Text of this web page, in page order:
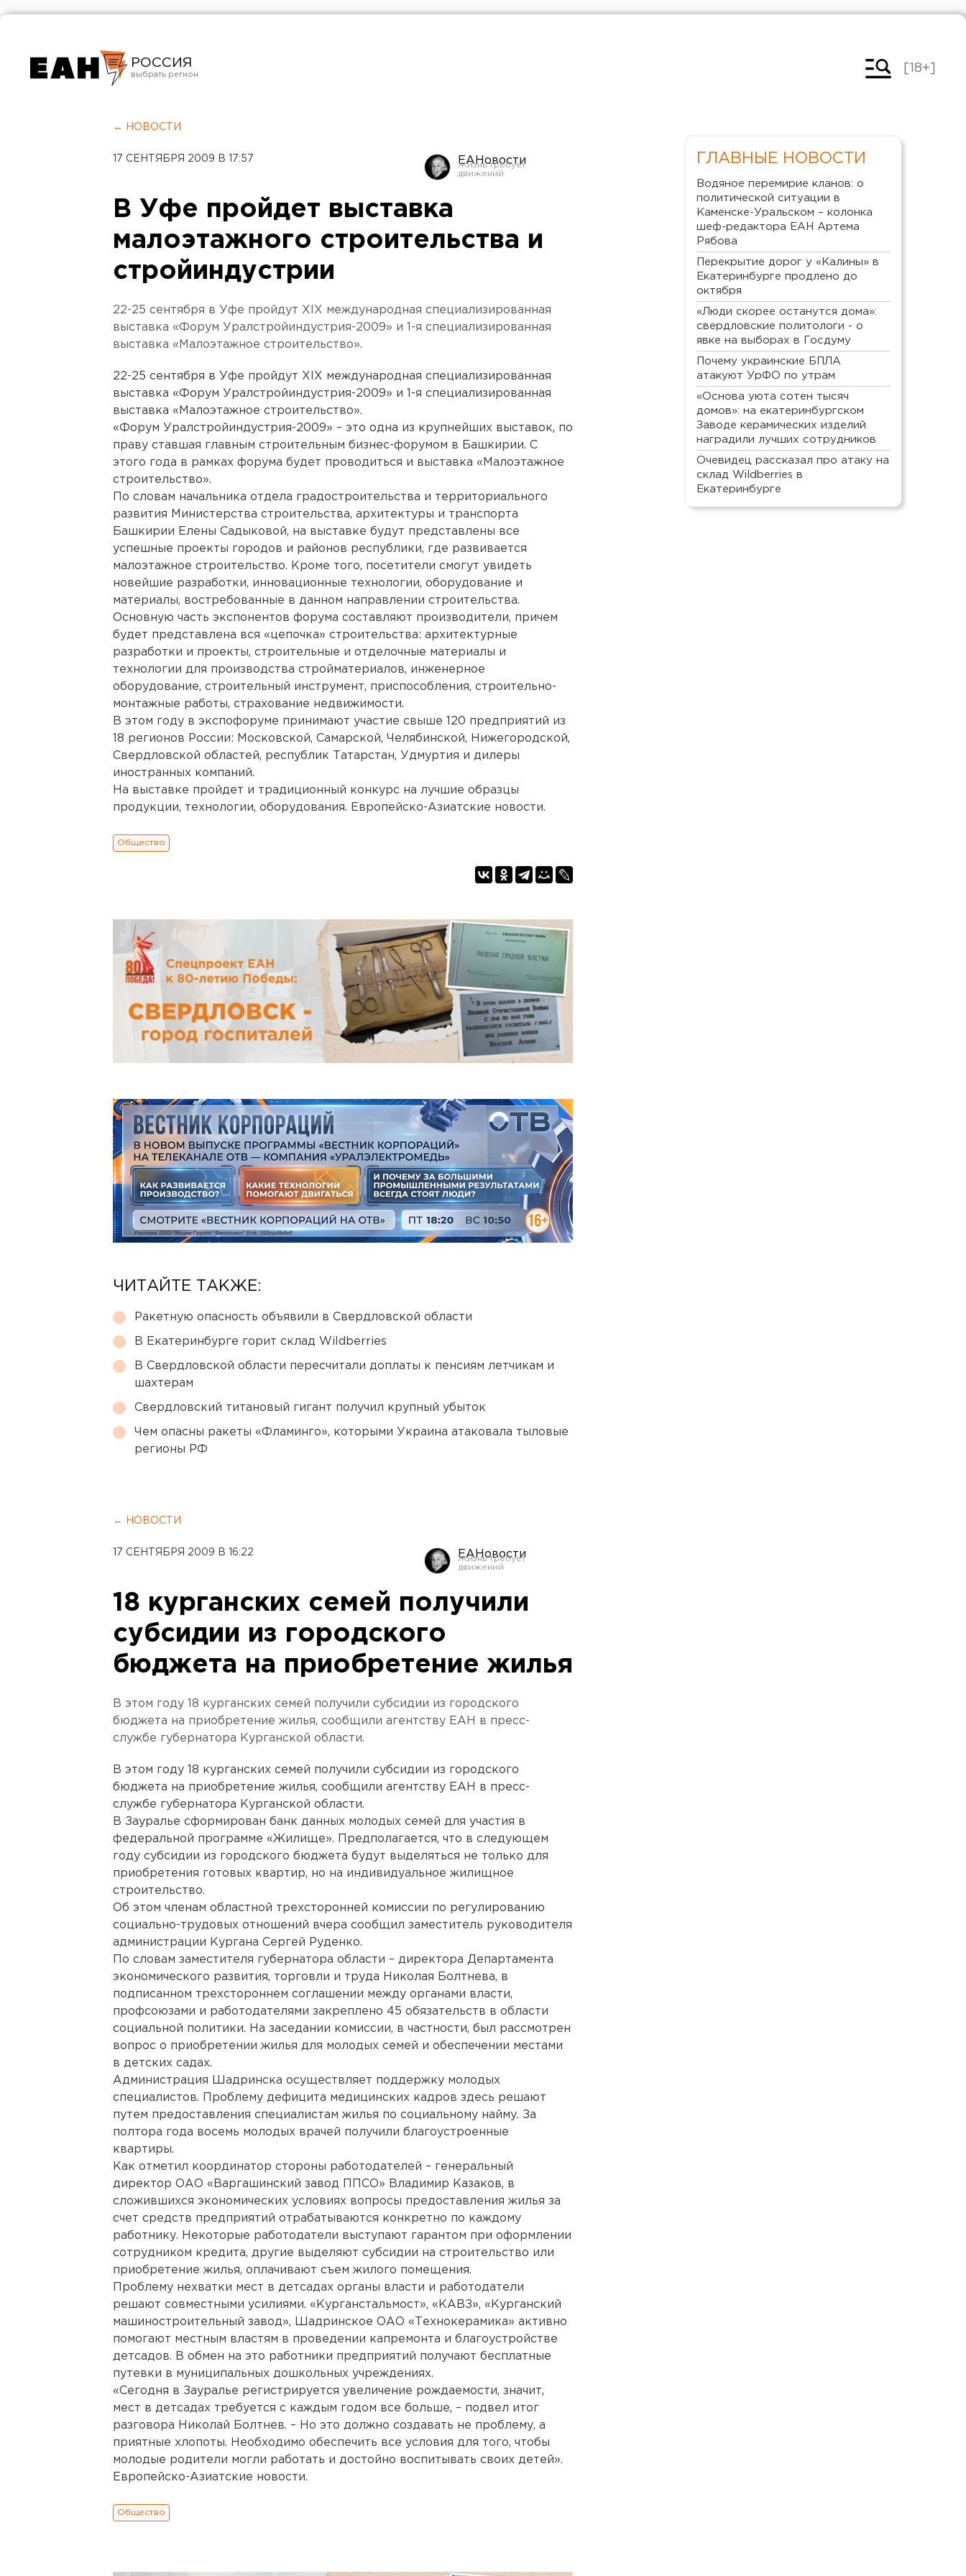
РОССИЯ
Челябинск
[18+]
← НОВОСТИ
17 СЕНТЯБРЯ 2009 В 17:57 ЕАНовости
В Уфе пройдет выставка
малоэтажного строительства и
стройиндустрии
22-25 сентября в Уфе пройдут XIX международная специализированная
выставка «Форум Уралстройиндустрия-2009» и 1-я специализированная
выставка «Малоэтажное строительство».
22-25 сентября в Уфе пройдут XIX международная специализированная
выставка «Форум Уралстройиндустрия-2009» и 1-я специализированная
выставка «Малоэтажное строительство».
«Форум Уралстройиндустрия-2009» – это одна из крупнейших выставок, по
праву ставшая главным строительным бизнес-форумом в Башкирии. С
этого года в рамках форума будет проводиться и выставка «Малоэтажное
строительство».
По словам начальника отдела градостроительства и территориального
развития Министерства строительства, архитектуры и транспорта
Башкирии Елены Садыковой, на выставке будут представлены все
успешные проекты городов и районов республики, где развивается
малоэтажное строительство. Кроме того, посетители смогут увидеть
новейшие разработки, инновационные технологии, оборудование и
материалы, востребованные в данном направлении строительства.
Основную часть экспонентов форума составляют производители, причем
будет представлена вся «цепочка» строительства: архитектурные
разработки и проекты, строительные и отделочные материалы и
технологии для производства стройматериалов, инженерное
оборудование, строительный инструмент, приспособления, строительно-
монтажные работы, страхование недвижимости.
В этом году в экспофоруме принимают участие свыше 120 предприятий из
18 регионов России: Московской, Самарской, Челябинской, Нижегородской,
Свердловской областей, республик Татарстан, Удмуртия и дилеры
иностранных компаний.
На выставке пройдет и традиционный конкурс на лучшие образцы
продукции, технологии, оборудования. Европейско-Азиатские новости.
Общество
ЧИТАЙТЕ ТАКЖЕ:
Ракетную опасность объявили в Свердловской области
В Екатеринбурге горит склад Wildberries
В Свердловской области пересчитали доплаты к пенсиям летчикам и
шахтерам
Свердловский титановый гигант получил крупный убыток
Чем опасны ракеты «Фламинго», которыми Украина атаковала тыловые
регионы РФ
← НОВОСТИ
17 СЕНТЯБРЯ 2009 В 16:22 ЕАНовости
18 курганских семей получили
субсидии из городского
бюджета на приобретение жилья
В этом году 18 курганских семей получили субсидии из городского
бюджета на приобретение жилья, сообщили агентству ЕАН в пресс-
службе губернатора Курганской области.
В этом году 18 курганских семей получили субсидии из городского
бюджета на приобретение жилья, сообщили агентству ЕАН в пресс-
службе губернатора Курганской области.
В Зауралье сформирован банк данных молодых семей для участия в
федеральной программе «Жилище». Предполагается, что в следующем
году субсидии из городского бюджета будут выделяться не только для
приобретения готовых квартир, но на индивидуальное жилищное
строительство.
Об этом членам областной трехсторонней комиссии по регулированию
социально-трудовых отношений вчера сообщил заместитель руководителя
администрации Кургана Сергей Руденко.
По словам заместителя губернатора области – директора Департамента
экономического развития, торговли и труда Николая Болтнева, в
подписанном трехстороннем соглашении между органами власти,
профсоюзами и работодателями закреплено 45 обязательств в области
социальной политики. На заседании комиссии, в частности, был рассмотрен
вопрос о приобретении жилья для молодых семей и обеспечении местами
в детских садах.
Администрация Шадринска осуществляет поддержку молодых
специалистов. Проблему дефицита медицинских кадров здесь решают
путем предоставления специалистам жилья по социальному найму. За
полтора года восемь молодых врачей получили благоустроенные
квартиры.
Как отметил координатор стороны работодателей – генеральный
директор ОАО «Варгашинский завод ППСО» Владимир Казаков, в
сложившихся экономических условиях вопросы предоставления жилья за
счет средств предприятий отрабатываются конкретно по каждому
работнику. Некоторые работодатели выступают гарантом при оформлении
сотрудником кредита, другие выделяют субсидии на строительство или
приобретение жилья, оплачивают съем жилого помещения.
Проблему нехватки мест в детсадах органы власти и работодатели
решают совместными усилиями. «Курганстальмост», «КАВЗ», «Курганский
машиностроительный завод», Шадринское ОАО «Технокерамика» активно
помогают местным властям в проведении капремонта и благоустройстве
детсадов. В обмен на это работники предприятий получают бесплатные
путевки в муниципальных дошкольных учреждениях.
«Сегодня в Зауралье регистрируется увеличение рождаемости, значит,
мест в детсадах требуется с каждым годом все больше, – подвел итог
разговора Николай Болтнев. – Но это должно создавать не проблему, а
приятные хлопоты. Необходимо обеспечить все условия для того, чтобы
молодые родители могли работать и достойно воспитывать своих детей».
Европейско-Азиатские новости.
Общество
ГЛАВНЫЕ НОВОСТИ
Водяное перемирие кланов: о
политической ситуации в
Каменске-Уральском – колонка
шеф-редактора ЕАН Артема
Рябова
Перекрытие дорог у «Калины» в
Екатеринбурге продлено до
октября
«Люди скорее останутся дома»:
свердловские политологи - о
явке на выборах в Госдуму
Почему украинские БПЛА
атакуют УрФО по утрам
«Основа уюта сотен тысяч
домов»: на екатеринбургском
Заводе керамических изделий
наградили лучших сотрудников
Очевидец рассказал про атаку на
склад Wildberries в
Екатеринбурге